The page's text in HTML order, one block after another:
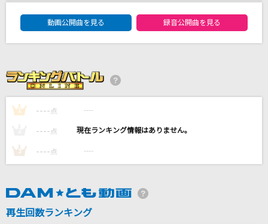
Juice=Juice
拝啓 貴方様
蹴っ飛ばした毛布
シェリル・ノーム starring May'n
DAM★ともボーカルエントリーランキング
動画公開曲を見る
録音公開曲を見る
1 ---- 点 ----
---- 点 ----
3 ---- 点 ----
再生回数ランキング